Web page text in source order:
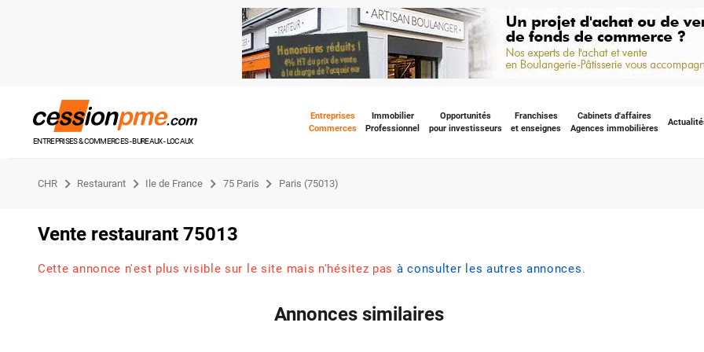
ENTREPRISES & COMMERCES - BUREAUX - LOCAUX
Entreprises
Commerces
Immobilier
Professionnel
Opportunités
pour investisseurs
Franchises
et enseignes
Cabinets d'affaires
Agences immobilières
CHR Restaurant Ile de France 75 Paris Paris (75013)
Vente restaurant 75013
Cette annonce n'est plus visible sur le site mais n'hésitez pas à consulter les autres annonces.
Annonces similaires